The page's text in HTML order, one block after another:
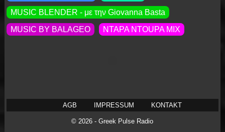
MUSIC BLENDER - με την Giovanna Basta
MUSIC BY BALAGEO
NTAPA NTOUPA MIX
AGB IMPRESSUM KONTAKT
© 2026 - Greek Pulse Radio